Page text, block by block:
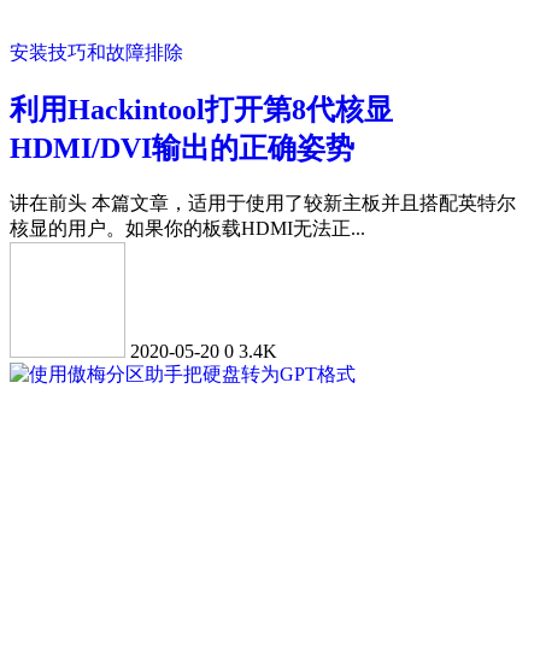
安装技巧和故障排除
利用Hackintool打开第8代核显
HDMI/DVI输出的正确姿势
讲在前头 本篇文章，适用于使用了较新主板并且搭配英特尔
核显的用户。如果你的板载HDMI无法正...
2020-05-20 0 3.4K